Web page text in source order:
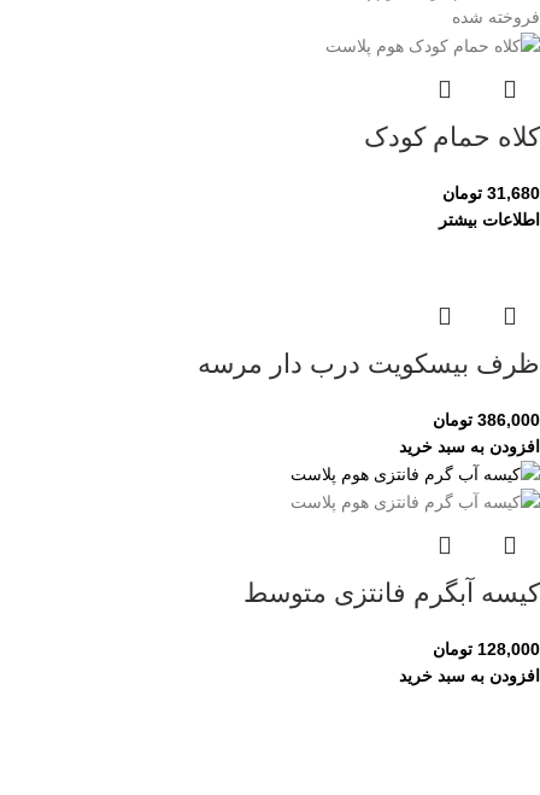
فروخته شده
کلاه حمام کودک
31,680 تومان
اطلاعات بیشتر
ظرف بیسکویت درب دار مرسه
386,000 تومان
افزودن به سبد خرید
کیسه آبگرم فانتزی متوسط
128,000 تومان
افزودن به سبد خرید